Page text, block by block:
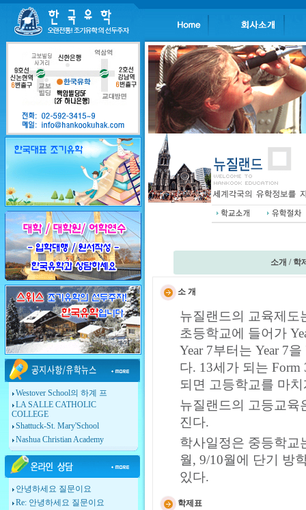
Westover School의 하계 프
LA SALLE CATHOLIC
COLLEGE
Shattuck-St. Mary'School
Nashua Christian Academy
안녕하세요 질문이요
Re: 안녕하세요 질문이요
소개 / 학
소 개
뉴질랜드의 교육제도
초등학교에 들어가
Year 7부터는 Year 7
다. 13세가 되는 Form
되면 고등학교를 마
뉴질랜드의 고등교육
진다.
학사일정은 중등학교
월, 9/10월에 단기 방
있다.
학제표